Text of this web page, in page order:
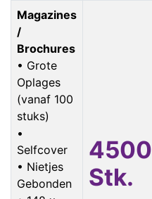
Magazines
/
Brochures
• Grote
Oplages
(vanaf 100
stuks)
•
Selfcover
• Nietjes
Gebonden
4500
Stk.